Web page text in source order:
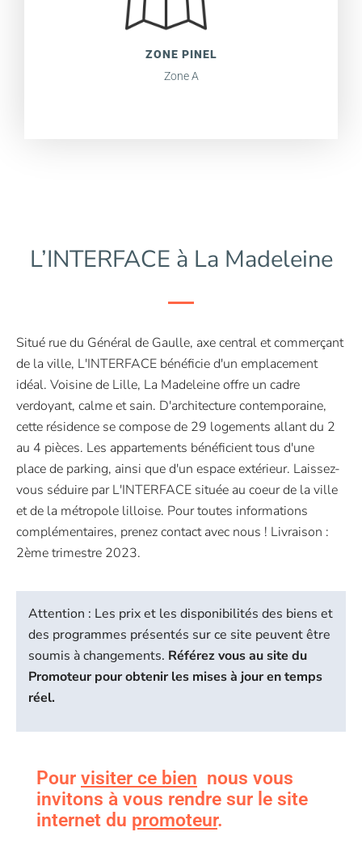
ZONE PINEL
Zone A
L’INTERFACE à La Madeleine
Situé rue du Général de Gaulle, axe central et commerçant
de la ville, L'INTERFACE bénéficie d'un emplacement
idéal. Voisine de Lille, La Madeleine offre un cadre
verdoyant, calme et sain. D'architecture contemporaine,
cette résidence se compose de 29 logements allant du 2
au 4 pièces. Les appartements bénéficient tous d'une
place de parking, ainsi que d'un espace extérieur. Laissez-
vous séduire par L'INTERFACE située au coeur de la ville
et de la métropole lilloise. Pour toutes informations
complémentaires, prenez contact avec nous ! Livraison :
2ème trimestre 2023.
Attention : Les prix et les disponibilités des biens et
des programmes présentés sur ce site peuvent être
soumis à changements. Référez vous au site du
Promoteur pour obtenir les mises à jour en temps
réel.
Pour visiter ce bien nous vous
invitons à vous rendre sur le site
internet du promoteur.